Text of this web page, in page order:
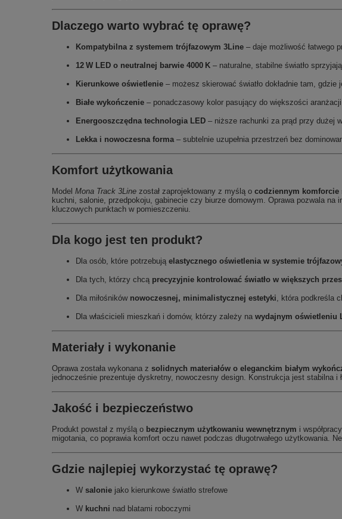
Dlaczego warto wybrać tę oprawę?
Kompatybilna z systemem trójfazowym 3Line – daje możliwość łatwego
12 W LED o neutralnej barwie 4000 K – naturalne, stabilne światło
Kierunkowe oświetlenie – możesz skierować światło dokładnie tam, gdzie
Białe wykończenie – ponadczasowy kolor pasujący do większości
Energooszczędna technologia LED – niższe rachunki za prąd przy dużej
Lekka i nowoczesna forma– subtelnie uzupełnia przestrzeń bez
Komfort użytkowania
Model Mona Track 3Line został zaprojektowany z myślą o codziennym komforcie
kuchni, salonie, przedpokoju, gabinecie czy biurze domowym. Oprawa pozwala na
kluczowych punktach w pomieszczeniu.
Dla kogo jest ten produkt?
Dla osób, które potrzebują elastycznego oświetlenia w systemie
Dla tych, którzy chcą precyzyjnie kontrolować światło w większych
Dla miłośników nowoczesnej, minimalistycznej estetyki, która podkreśla
Dla właścicieli mieszkań i domów, którzy zależy na wydajnym oświetleniu
Materiały i wykonanie
Oprawa została wykonana z solidnych materiałów o eleganckim białym
jednocześnie prezentuje dyskretny, nowoczesny design. Konstrukcja jest stabilna i
Jakość i bezpieczeństwo
Produkt powstał z myślą o bezpiecznym użytkowaniu wewnętrznym i
migotania, co poprawia komfort oczu nawet podczas długotrwałego użytkowania.
Gdzie najlepiej wykorzystać tę oprawę?
W salonie jako kierunkowe światło strefowe
W kuchni nad blatami roboczymi